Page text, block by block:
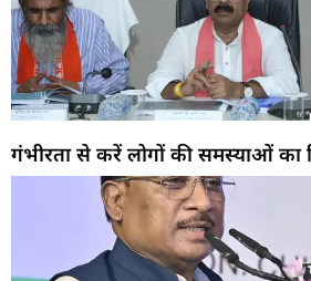
गंभीरता से करें लोगों की समस्याओं